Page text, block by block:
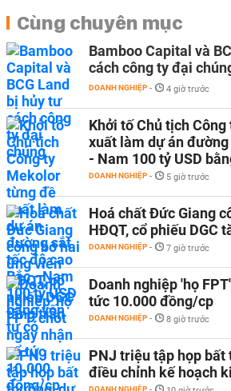
Cùng chuyên mục
Bamboo Capital và
cách công ty đại
DOANH NGHIỆP - 4 giờ trước
Khởi tố Chủ tịch
xuất làm dự án
- Nam 100 tỷ USD
DOANH NGHIỆP - 5 giờ trước
Hoá chất Đức Giang
HĐQT, cổ phiếu DGC
DOANH NGHIỆP - 7 giờ trước
Doanh nghiệp 'họ
tức 10.000 đồng/cp
DOANH NGHIỆP - 8 giờ trước
PNJ triệu tập họp bất
điều chỉnh kế hoạch
DOANH NGHIỆP